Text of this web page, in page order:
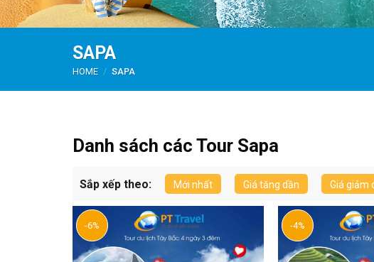
SAPA
HOME / SAPA
Danh sách các Tour Sapa
Sắp xếp theo: Mới nhất Giá tăng dần Giá giảm
-6% -4%